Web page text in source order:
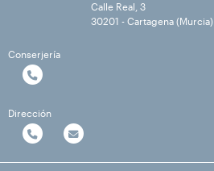
Calle Real, 3
30201 - Cartagena (Murcia)
Conserjería
Dirección